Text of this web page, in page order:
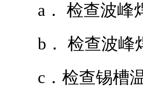
a． 检查波峰焊
b． 检查波峰
c．检查锡槽温